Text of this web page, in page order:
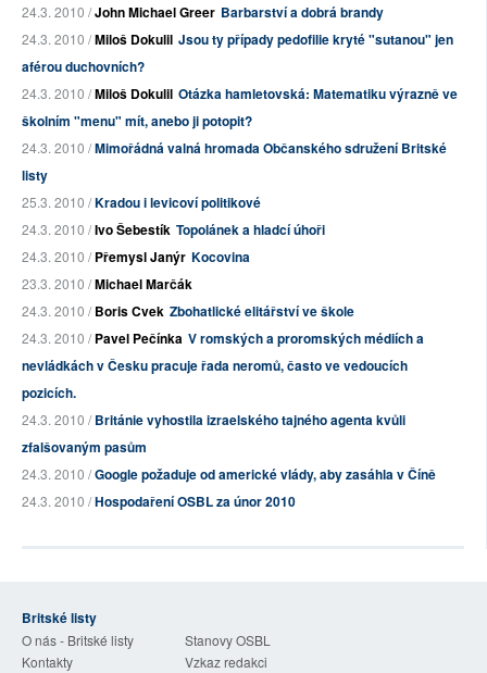
24.3. 2010 /John Michael Greer Barbarství a dobrá brandy
24.3. 2010 /Miloš Dokulil Jsou ty případy pedofilie kryté "sutanou" jen
aférou duchovních?
24.3. 2010 /Miloš Dokulil Otázka hamletovská: Matematiku výrazně ve
školním "menu" mít, anebo ji potopit?
24.3. 2010 /Mimořádná valná hromada Občanského sdružení Britské
listy
25.3. 2010 /Kradou i levicoví politikové
24.3. 2010 /Ivo Šebestík Topolánek a hladcí úhoři
24.3. 2010 /Přemysl Janýr Kocovina
23.3. 2010 /Michael Marčák
24.3. 2010 /Boris Cvek Zbohatlické elitářství ve škole
24.3. 2010 /Pavel Pečínka V romských a proromských médiích a
nevládkách v Česku pracuje řada neromů, často ve vedoucích
pozicích.
24.3. 2010 /Británie vyhostila izraelského tajného agenta kvůli
zfalšovaným pasům
24.3. 2010 /Google požaduje od americké vlády, aby zasáhla v Číně
24.3. 2010 /Hospodaření OSBL za únor 2010
Britské listy
O nás - Britské listy
Stanovy OSBL
Kontakty
Vzkaz redakci